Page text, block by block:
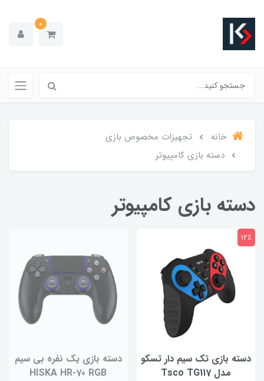
0
خانه
تجهیزات مخصوص بازی
دسته بازی کامپیوتر
دسته بازی کامپیوتر
دسته بازی تک سیم دار تسکو
مدل Tsco TG117
12٪
دسته بازی یک نفره بی سیم
HISKA HR-70 RGB